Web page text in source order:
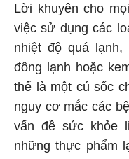
Lời khuyên cho
việc sử dụng các
nhiệt độ quá
đông lạnh hoặc
thể là một cú sốc
nguy cơ mắc các
vấn đề sức khỏe
những thực phẩm